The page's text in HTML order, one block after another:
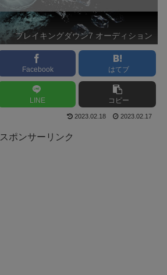
ブレイキングダウン7 オーディション
Facebook はてブ
LINE コピー
2023.02.18 2023.02.17
スポンサーリンク